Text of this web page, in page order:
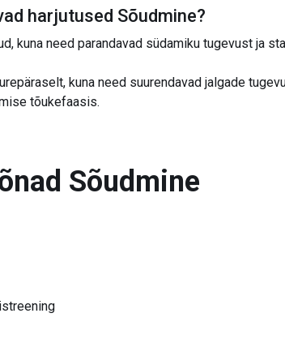
harjutused Sõudmine?
kuna need parandavad südamiku tugevust ja
kuna need suurendavad jalgade
tõukefaasis.
Sõudmine